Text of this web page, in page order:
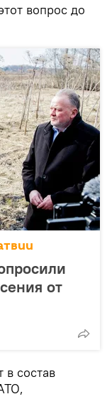
вопрос до
от
состав